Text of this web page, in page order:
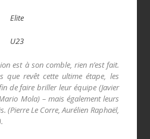
Elite
U23
est à son comble, rien n’est fait.
que revêt cette ultime étape, les
de faire briller leur équipe (Javier
Mola) – mais également leurs
(Pierre Le Corre, Aurélien Raphaël,